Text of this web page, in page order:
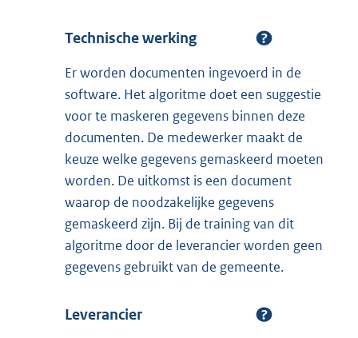
Technische werking
Er worden documenten ingevoerd in de
software. Het algoritme doet een suggestie
voor te maskeren gegevens binnen deze
documenten. De medewerker maakt de
keuze welke gegevens gemaskeerd moeten
worden. De uitkomst is een document
waarop de noodzakelijke gegevens
gemaskeerd zijn. Bij de training van dit
algoritme door de leverancier worden geen
gegevens gebruikt van de gemeente.
Leverancier